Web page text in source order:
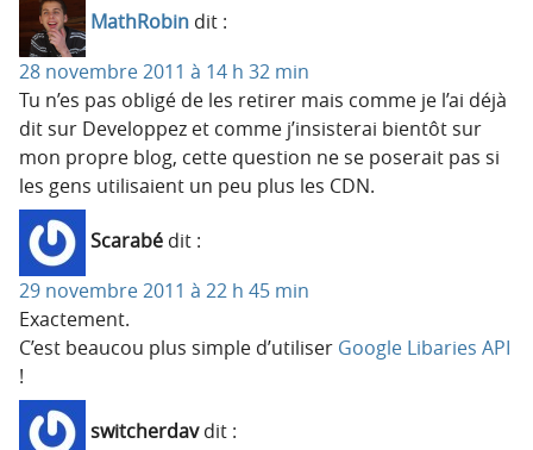
MathRobin dit :
28 novembre 2011 à 14 h 32 min
Tu n’es pas obligé de les retirer mais comme je l’ai déjà
dit sur Developpez et comme j’insisterai bientôt sur
mon propre blog, cette question ne se poserait pas si
les gens utilisaient un peu plus les CDN.
Scarabé dit :
29 novembre 2011 à 22 h 45 min
Exactement.
C’est beaucou plus simple d’utiliser Google Libaries API
!
switcherdav dit :